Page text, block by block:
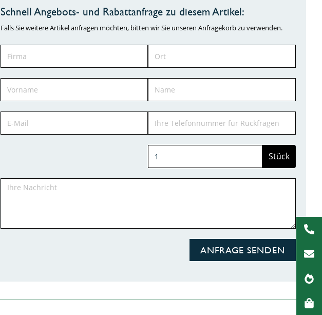
Schnell Angebots- und Rabattanfrage zu diesem Artikel:
Falls Sie weitere Artikel anfragen möchten, bitten wir Sie unseren Anfragekorb zu verwenden.
Stück
ANFRAGE SENDEN